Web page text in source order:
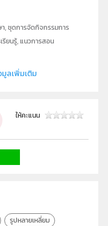
, ชุดการจัดกิจกรรมการ
รียนรู้, แนวการสอน
ณิตศาสตร์, การสอนรูป
ถมศึกษา
รัตนราชสุดา ฯ สยามบรม
ลเพิ่มเติม
ให้คะแนน
รูปหลายเหลี่ยม